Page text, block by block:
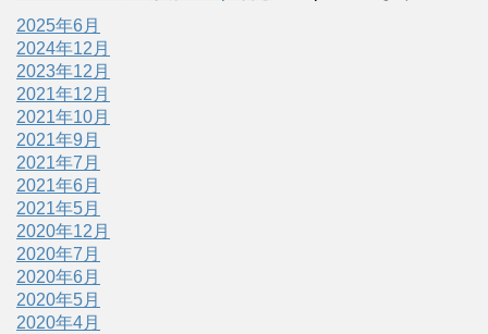
2025年6月
2024年12月
2023年12月
2021年12月
2021年10月
2021年9月
2021年7月
2021年6月
2021年5月
2020年12月
2020年7月
2020年6月
2020年5月
2020年4月